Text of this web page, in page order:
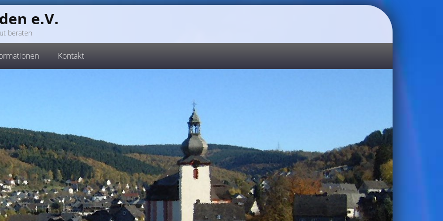
e.V.
beraten
Kontakt